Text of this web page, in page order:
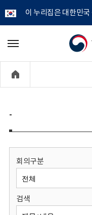
이 누리집은 대한민
개
정
보
원
메
기
-
회의구분
검색